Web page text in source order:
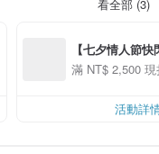
看全部 (3)
【七夕情人節
用 APP 購買任
00 現折 NT$100
滿 NT$ 2,500
活動詳